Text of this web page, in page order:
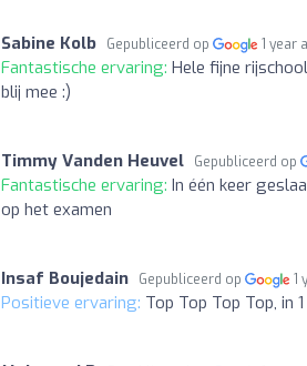
Sabine Kolb Gepubliceerd op 1 year
Fantastische ervaring: Hele fijne
blij mee :)
Timmy Vanden Heuvel Gepubliceerd op
Fantastische ervaring: In één keer
op het examen
Insaf Boujedain Gepubliceerd op 1
Positieve ervaring: Top Top Top Top, in